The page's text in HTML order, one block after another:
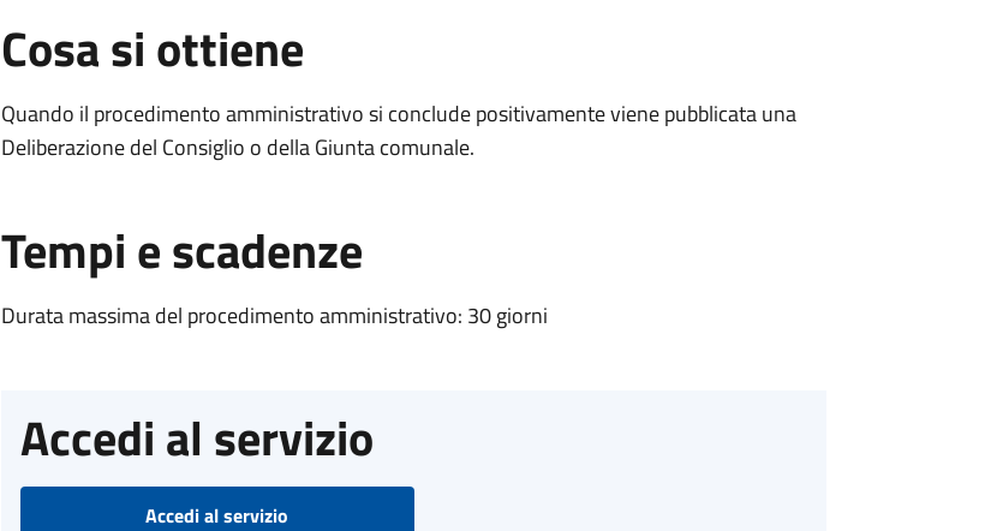
Cosa si ottiene
Quando il procedimento amministrativo si conclude positivamente viene pubblicata una
Deliberazione del Consiglio o della Giunta comunale.
Tempi e scadenze
Durata massima del procedimento amministrativo: 30 giorni
Accedi al servizio
Accedi al servizio